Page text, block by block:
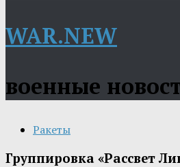
WAR.NEW
военные
Ракеты
Группировка «Рассвет